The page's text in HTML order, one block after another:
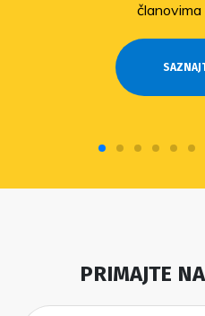
PRIMAJTE